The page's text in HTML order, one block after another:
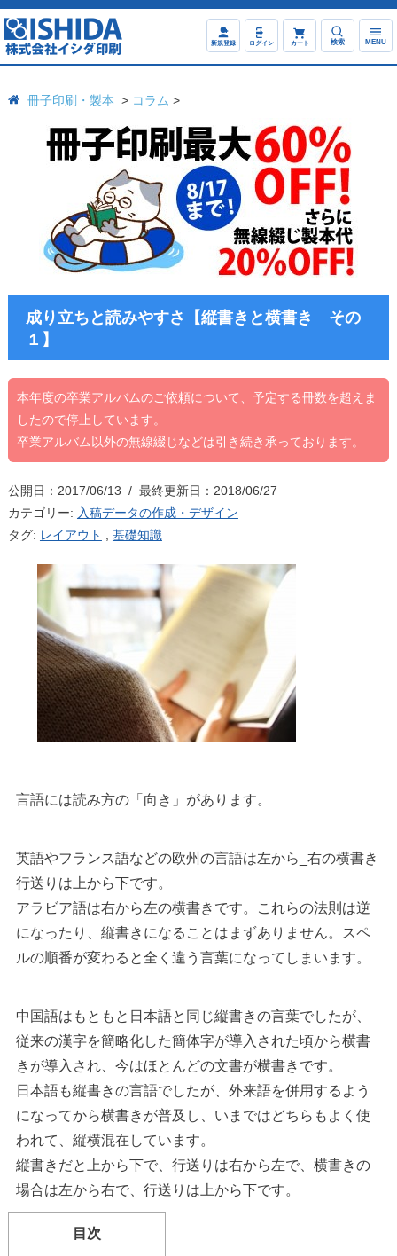
新規登録 ログイン カート 検索 MENU
冊子印刷・製本 コラム
成り立ちと読みやすさ【縦書きと横書き その
１】
本年度の卒業アルバムのご依頼について、予定する冊数を超えま
したので停止しています。
卒業アルバム以外の無線綴じなどは引き続き承っております。
公開日：2017/06/13 / 最終更新日：2018/06/27
カテゴリー: 入稿データの作成・デザイン
タグ: レイアウト 基礎知識
言語には読み方の「向き」があります。
英語やフランス語などの欧州の言語は左から_右の横書き
行送りは上から下です。
アラビア語は右から左の横書きです。これらの法則は逆
になったり、縦書きになることはまずありません。スペ
ルの順番が変わると全く違う言葉になってしまいます。
中国語はもともと日本語と同じ縦書きの言葉でしたが、
従来の漢字を簡略化した簡体字が導入された頃から横書
きが導入され、今はほとんどの文書が横書きです。
日本語も縦書きの言語でしたが、外来語を併用するよう
になってから横書きが普及し、いまではどちらもよく使
われて、縦横混在しています。
縦書きだと上から下で、行送りは右から左で、横書きの
場合は左から右で、行送りは上から下です。
目次